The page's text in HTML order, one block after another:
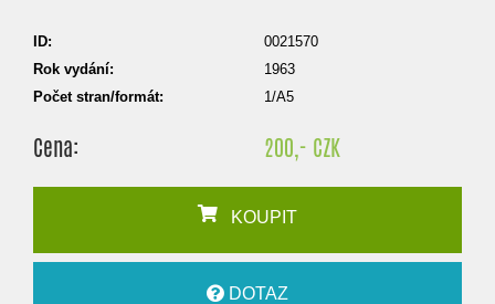
ID:
0021570
Rok vydání:
1963
Počet stran/formát:
1/A5
Cena: 200,- CZK
KOUPIT
DOTAZ